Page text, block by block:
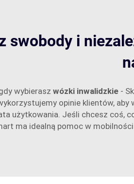
swobody i
wybierasz wózki inwalidzkie -
opinie klientów, aby
użytkowania. Jeśli chcesz coś,
ma idealną pomoc w